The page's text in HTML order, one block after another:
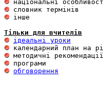
інше
Тільки для вчителів
ідеальні уроки
обговорення